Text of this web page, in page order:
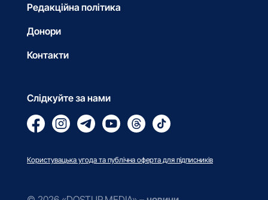
Редакційна політика
Донори
Контакти
Слідкуйте за нами
Користувацька угода та публічна оферта для підписників